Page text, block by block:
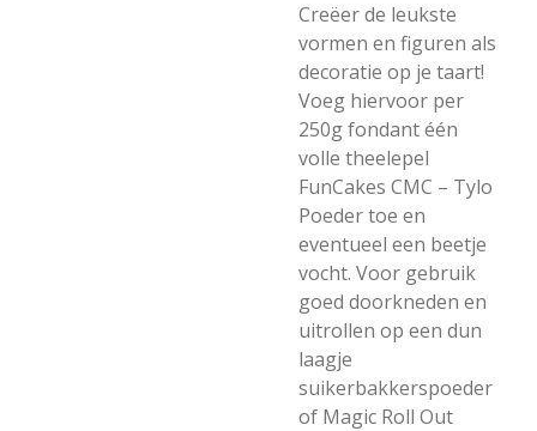
Creëer de leukste
vormen en figuren als
decoratie op je taart!
Voeg hiervoor per
250g fondant één
volle theelepel
FunCakes CMC – Tylo
Poeder toe en
eventueel een beetje
vocht. Voor gebruik
goed doorkneden en
uitrollen op een dun
laagje
suikerbakkerspoeder
of Magic Roll Out